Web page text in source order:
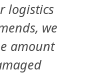
logistics
we
amount